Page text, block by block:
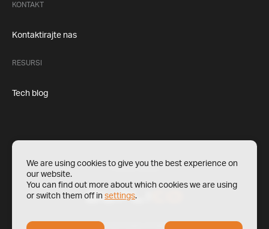
KONTAKT
Kontaktirajte nas
RESURSI
Tech blog
Politika privatnosti
Copyright © 2022 Duplico All rights reserved
We are using cookies to give you the best experience on
our website.
You can find out more about which cookies we are using
or switch them off in settings.